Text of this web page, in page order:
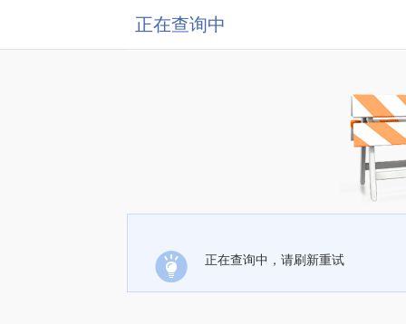
正在查询中
正在查询中，请刷新重试